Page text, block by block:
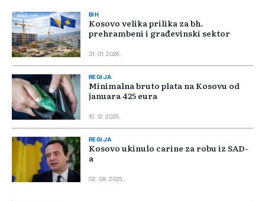
BIH
Kosovo velika prilika za bh.
prehrambeni i građevinski sektor
31. 01. 2026.
REGIJA
Minimalna bruto plata na Kosovu od
januara 425 eura
10. 12. 2025.
REGIJA
Kosovo ukinulo carine za robu iz SAD-
a
02. 08. 2025.